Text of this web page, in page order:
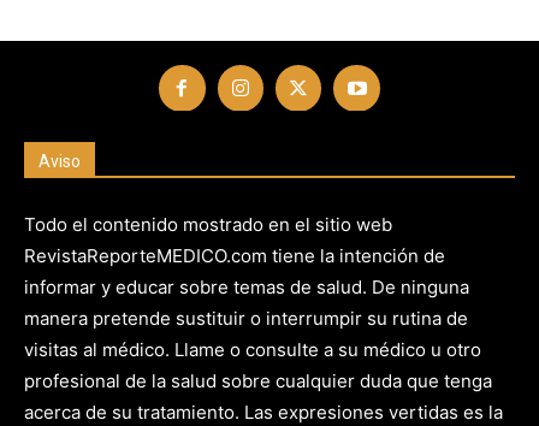
Aviso
Todo el contenido mostrado en el sitio web
RevistaReporteMEDICO.com tiene la intención de
informar y educar sobre temas de salud. De ninguna
manera pretende sustituir o interrumpir su rutina de
visitas al médico. Llame o consulte a su médico u otro
profesional de la salud sobre cualquier duda que tenga
acerca de su tratamiento. Las expresiones vertidas es la